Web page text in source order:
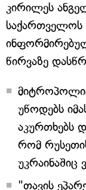
კირილეს
საქართველოს
წირვაზე
უწოდებს
აკურთხებს
რომ
"თავის